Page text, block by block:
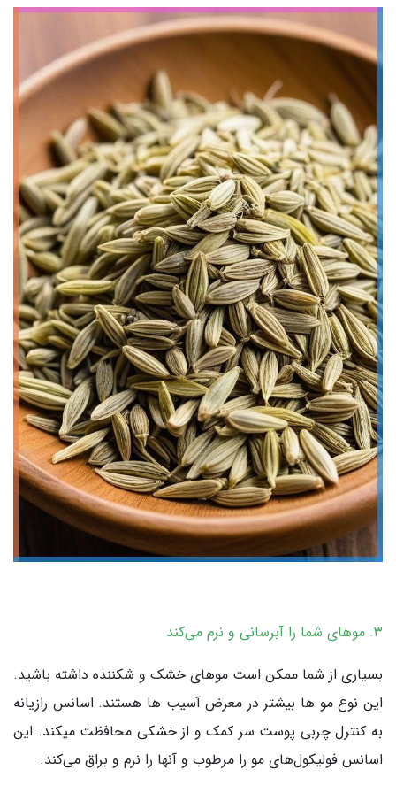
۳. موهای شما را آبرسانی و نرم می‌کند
بسیاری از شما ممکن است موهای خشک و شکننده داشته باشید.
این نوع مو ها بیشتر در معرض آسیب ها هستند. اسانس رازیانه
به کنترل چربی پوست سر کمک و از خشکی محافظت میکند. این
اسانس فولیکول‌های مو را مرطوب و آنها را نرم و براق می‌کند.